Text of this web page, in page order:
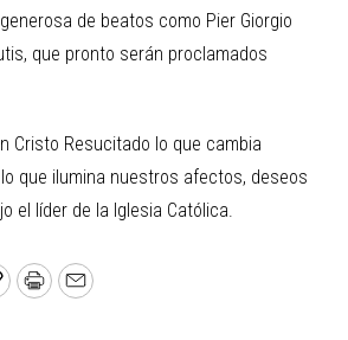
de beatos como Pier Giorgio
que pronto serán proclamados
Cristo Resucitado lo que cambia
que ilumina nuestros afectos, deseos
el líder de la Iglesia Católica.
PrintEmail